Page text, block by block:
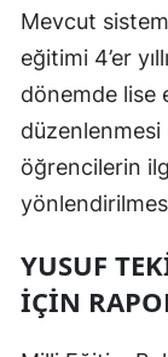
Mevcut
eğitimi 4’er
dönemde lise
düzenlenmesi
öğrencilerin
YUSUF
İÇIN